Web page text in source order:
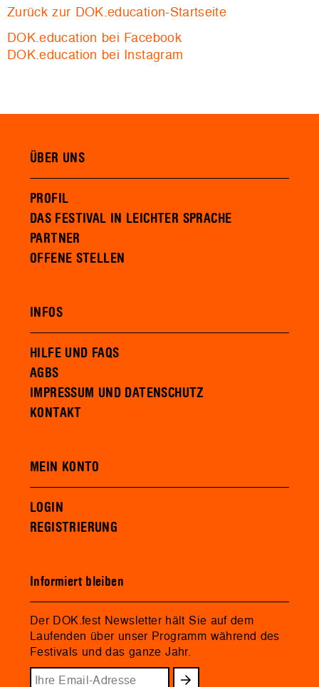
Zurück zur DOK.education-Startseite
DOK.education bei Facebook
DOK.education bei Instagram
ÜBER UNS
PROFIL
DAS FESTIVAL IN LEICHTER SPRACHE
PARTNER
OFFENE STELLEN
INFOS
HILFE UND FAQS
AGBS
IMPRESSUM UND DATENSCHUTZ
KONTAKT
MEIN KONTO
LOGIN
REGISTRIERUNG
Informiert bleiben
Der DOK.fest Newsletter hält Sie auf dem
Laufenden über unser Programm während des
Festivals und das ganze Jahr.